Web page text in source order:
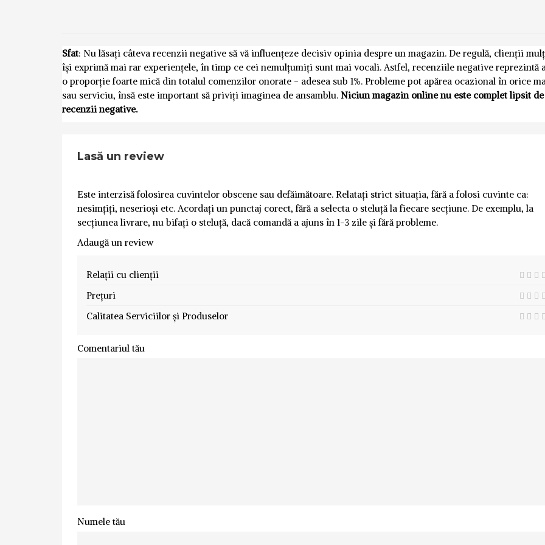
Sfat: Nu lăsați câteva recenzii negative să vă influențeze decisiv opinia despre un magazin. De regulă, clienții
își exprimă mai rar experiențele, în timp ce cei nemulțumiți sunt mai vocali. Astfel, recenziile negative reprezintă
o proporție foarte mică din totalul comenzilor onorate - adesea sub 1%. Probleme pot apărea ocazional în orice
sau serviciu, însă este important să priviți imaginea de ansamblu. Niciun magazin online nu este complet lipsit de
recenzii negative.
Lasă un review
Este interzisă folosirea cuvintelor obscene sau defăimătoare. Relatați strict situația, fără a folosi cuvinte ca:
nesimțiți, neserioși etc. Acordați un punctaj corect, fără a selecta o steluță la fiecare secțiune. De exemplu, la
secțiunea livrare, nu bifați o steluță, dacă comandă a ajuns în 1-3 zile și fără probleme.
Adaugă un review
Relații cu clienții
Prețuri
Calitatea Serviciilor și Produselor
Comentariul tău
Numele tău